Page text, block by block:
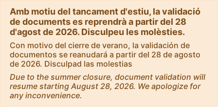
Amb motiu del tancament d'estiu, la validació
de documents es reprendrà a partir del 28
d'agost de 2026. Disculpeu les molèsties.
Con motivo del cierre de verano, la validación de
documentos se reanudará a partir del 28 de agosto
de 2026. Disculpad las molestias
Due to the summer closure, document validation will
resume starting August 28, 2026. We apologize for
any inconvenience.